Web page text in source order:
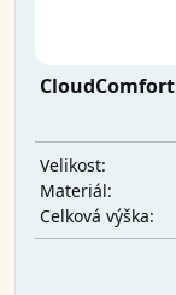
CloudComfort
Velikost:
Materiál:
Celková výška: